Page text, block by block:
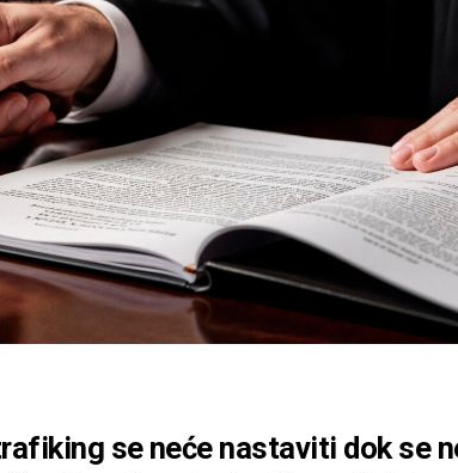
se neće nastaviti dok se